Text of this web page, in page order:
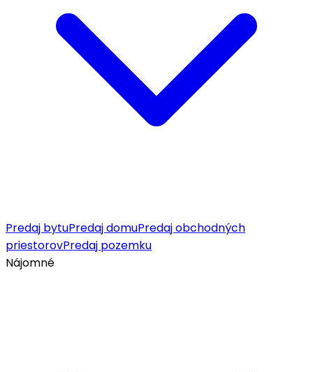
Predaj bytuPredaj domuPredaj obchodných
priestorovPredaj pozemku
Nájomné